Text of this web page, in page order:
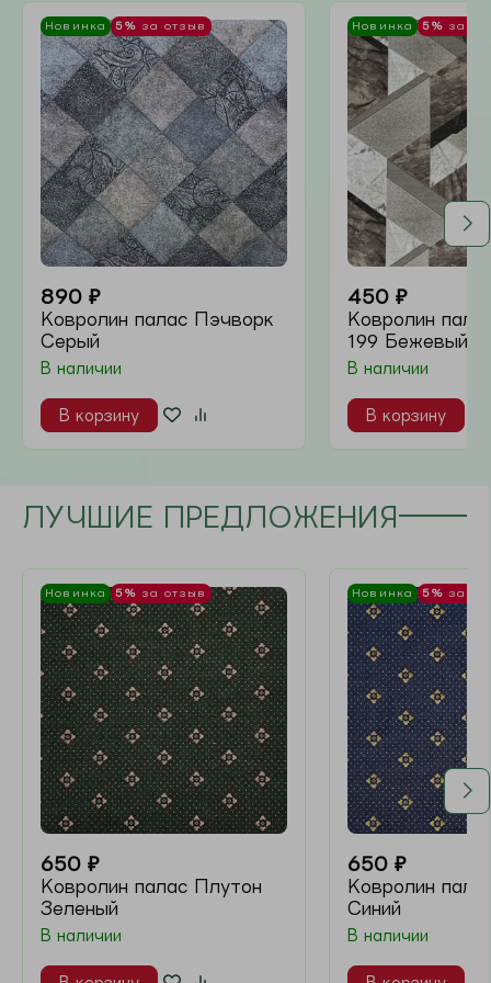
ВСЕ ТОВАРЫ
Новинка 5%за отзыв
450 ₽
Ковролин Палас
Алое ВК
В наличии
Артикул 5986
В 1 клик
Новинка 5%за отзыв
Ковролин Палас
Карнивал ВК
5577
В 1 клик
Новинка 5%за отзыв
450 ₽
Ковролин Палас
Марино ВК
В наличии
Артикул
В корзину
Новинка 5%за отзыв
450
Ковролин палас
Гранит Белый
В корзину